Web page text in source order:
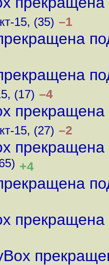
15, (35) –1
(17) –4
15, (27) –2
+4